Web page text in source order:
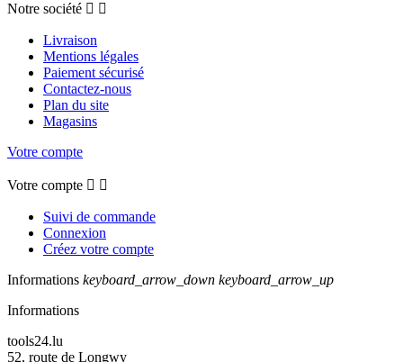
Notre société  
Livraison
Mentions légales
Paiement sécurisé
Contactez-nous
Plan du site
Magasins
Votre compte
Votre compte  
Suivi de commande
Connexion
Créez votre compte
Informations keyboard_arrow_down keyboard_arrow_up
Informations
tools24.lu
52, route de Longwy